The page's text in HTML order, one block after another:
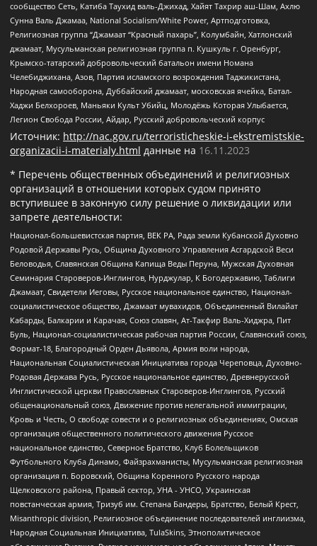
сообщество Сеть, Катиба Таухид валь-Джихад, Хайят Тахрир аш-Шам, Ахлю
Сунна Валь Джамаа, National Socialism/White Power, Артподготовка,
Религиозная группа “Джамаат “Красный пахарь”, Колумбайн, Хатлонский
джамаат, Мусульманская религиозная группа п. Кушкуль г. Оренбург,
Крымско-татарский добровольческий батальон имени Номана
Челебиджихана, Азов, Партия исламского возрождения Таджикистана,
Народная самооборона, Дуббайский джамаат, московская ячейка, Батал-
Хаджи Белхороев, Маньяки Культ Убийц, Молодёжь Которая Улыбается,
Легион Свобода России, Айдар, Русский добровольческий корпус
Источник: http://nac.gov.ru/terroristicheskie-i-ekstremistskie-
organizacii-i-materialy.html данные на 16.11.2023
* Перечень общественных объединений и религиозных
организаций в отношении которых судом принято
вступившее в законную силу решение о ликвидации или
запрете деятельности:
Национал-большевистская партия, ВЕК РА, Рада земли Кубанской Духовно
Родовой Державы Русь, Община Духовного Управления Асгардской Веси
Беловодья, Славянская Община Капища Веды Перуна, Мужская Духовная
Семинария Староверов-Инглингов, Нурджулар, К Богодержавию, Таблиги
Джамаат, Свидетели Иеговы, Русское национальное единство, Национал-
социалистическое общество, Джамаат мувахидов, Объединенный Вилайат
Кабарды, Балкарии и Карачая, Союз славян, Ат-Такфир Валь-Хиджра, Пит
Буль, Национал-социалистическая рабочая партия России, Славянский союз,
Формат-18, Благородный Орден Дьявола, Армия воли народа,
Национальная Социалистическая Инициатива города Череповца, Духовно-
Родовая Держава Русь, Русское национальное единство, Древнерусской
Инглистической церкви Православных Староверов-Инглингов, Русский
общенациональный союз, Движение против нелегальной иммиграции,
Кровь и Честь, О свободе совести и о религиозных объединениях, Омская
организация общественного политического движения Русское
национальное единство, Северное Братство, Клуб Болельщиков
Футбольного Клуба Динамо, Файзрахманисты, Мусульманская религиозная
организация п. Боровский, Община Коренного Русского народа
Щелковского района, Правый сектор, УНА - УНСО, Украинская
повстанческая армия, Тризуб им. Степана Бандеры, Братство, Белый Крест,
Misanthropic division, Религиозное объединение последователей инглиизма,
Народная Социальная Инициатива, TulaSkins, Этнополитическое